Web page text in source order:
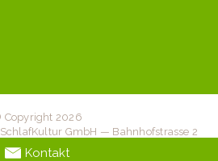
Copyright 2026
GmbH — Bahnhofstrasse 2
Station — +41 41 467 20 70 —
Kontakt